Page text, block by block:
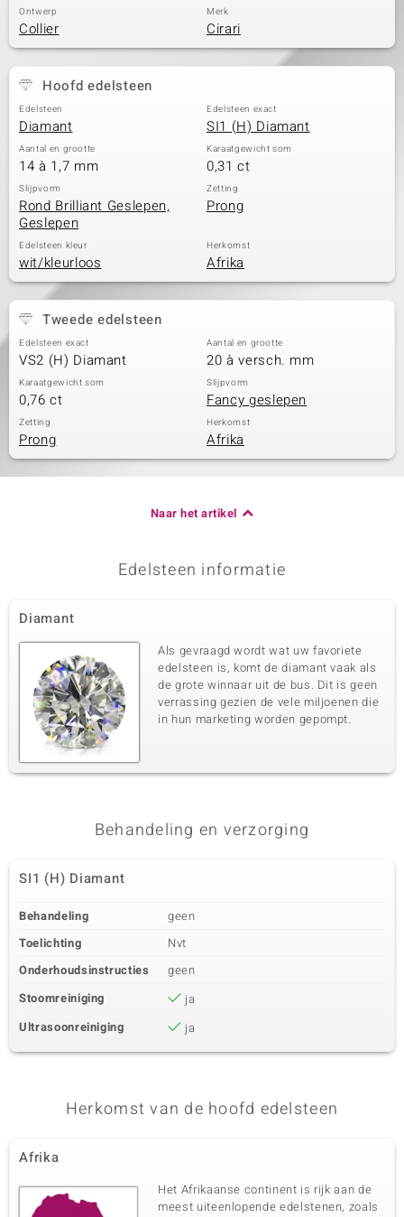
Ontwerp
Collier
Merk
Cirari
Hoofd edelsteen
Edelsteen
Diamant
Edelsteen exact
SI1 (H) Diamant
Aantal en grootte
14 à 1,7 mm
Karaatgewicht som
0,31 ct
Slijpvorm
Rond Brilliant Geslepen,
Geslepen
Zetting
Prong
Edelsteen kleur
wit/kleurloos
Herkomst
Afrika
Tweede edelsteen
Edelsteen exact
VS2 (H) Diamant
Aantal en grootte
20 à versch. mm
Karaatgewicht som
0,76 ct
Slijpvorm
Fancy geslepen
Zetting
Prong
Herkomst
Afrika
Naar het artikel
Edelsteen informatie
Diamant
Als gevraagd wordt wat uw favoriete
edelsteen is, komt de diamant vaak als
de grote winnaar uit de bus. Dit is geen
verrassing gezien de vele miljoenen die
in hun marketing worden gepompt.
Behandeling en verzorging
SI1 (H) Diamant
Behandeling
geen
Toelichting
Nvt
Onderhoudsinstructies
geen
Stoomreiniging
ja
Ultrasoonreiniging
ja
Herkomst van de hoofd edelsteen
Afrika
Het Afrikaanse continent is rijk aan de
meest uiteenlopende edelstenen, zoals